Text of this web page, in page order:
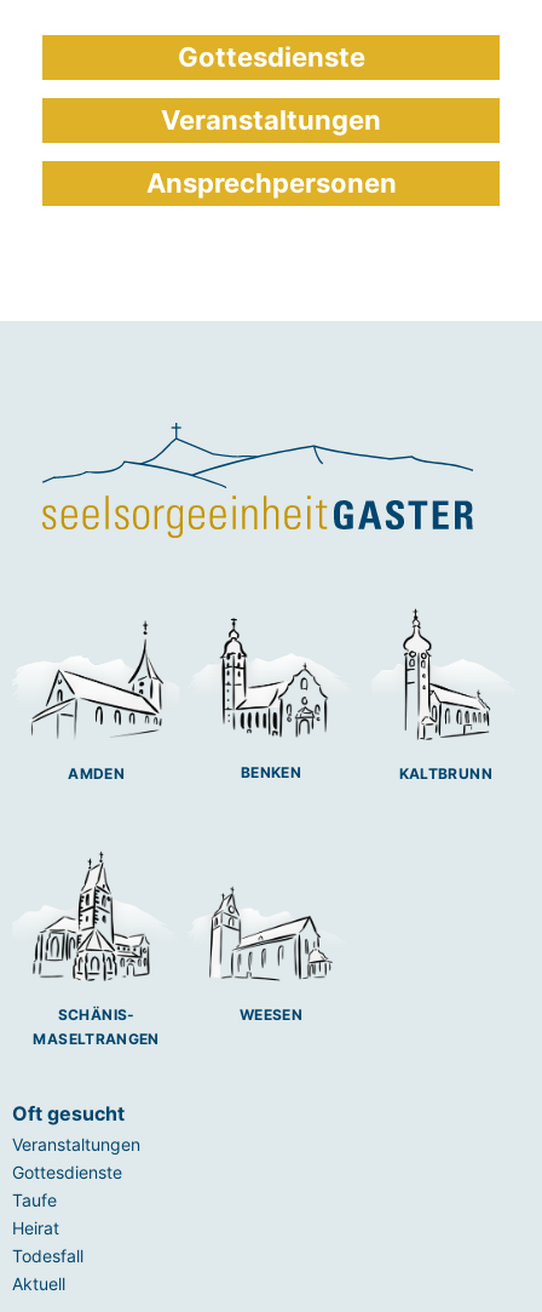
Gottesdienste
Veranstaltungen
Ansprechpersonen
AMDEN BENKEN KALTBRUNN
SCHÄNIS-
MASELTRANGEN
WEESEN
Oft gesucht
Veranstaltungen
Gottesdienste
Taufe
Heirat
Todesfall
Aktuell